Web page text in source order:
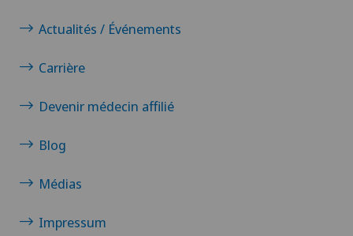
Actualités / Événements
Carrière
Devenir médecin affilié
Blog
Médias
Impressum